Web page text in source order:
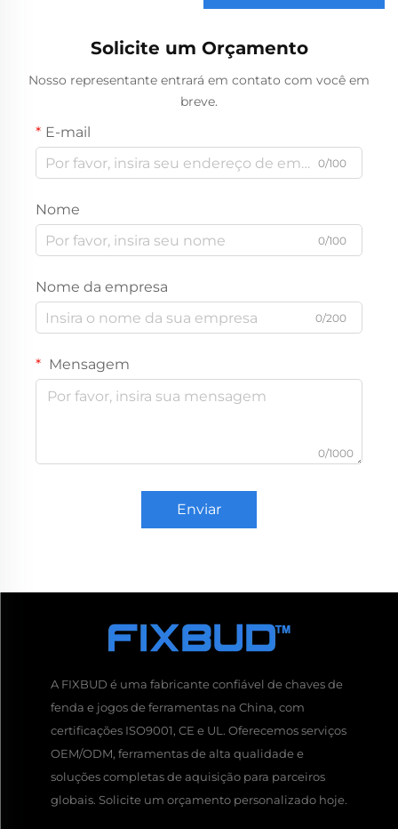
Solicite um Orçamento
Nosso representante entrará em contato com você em
breve.
E-mail
0/100
Nome
0/100
Nome da empresa
0/200
Mensagem
0/1000
Enviar
A FIXBUD é uma fabricante confiável de chaves de
fenda e jogos de ferramentas na China, com
certificações ISO9001, CE e UL. Oferecemos serviços
OEM/ODM, ferramentas de alta qualidade e
soluções completas de aquisição para parceiros
globais. Solicite um orçamento personalizado hoje.